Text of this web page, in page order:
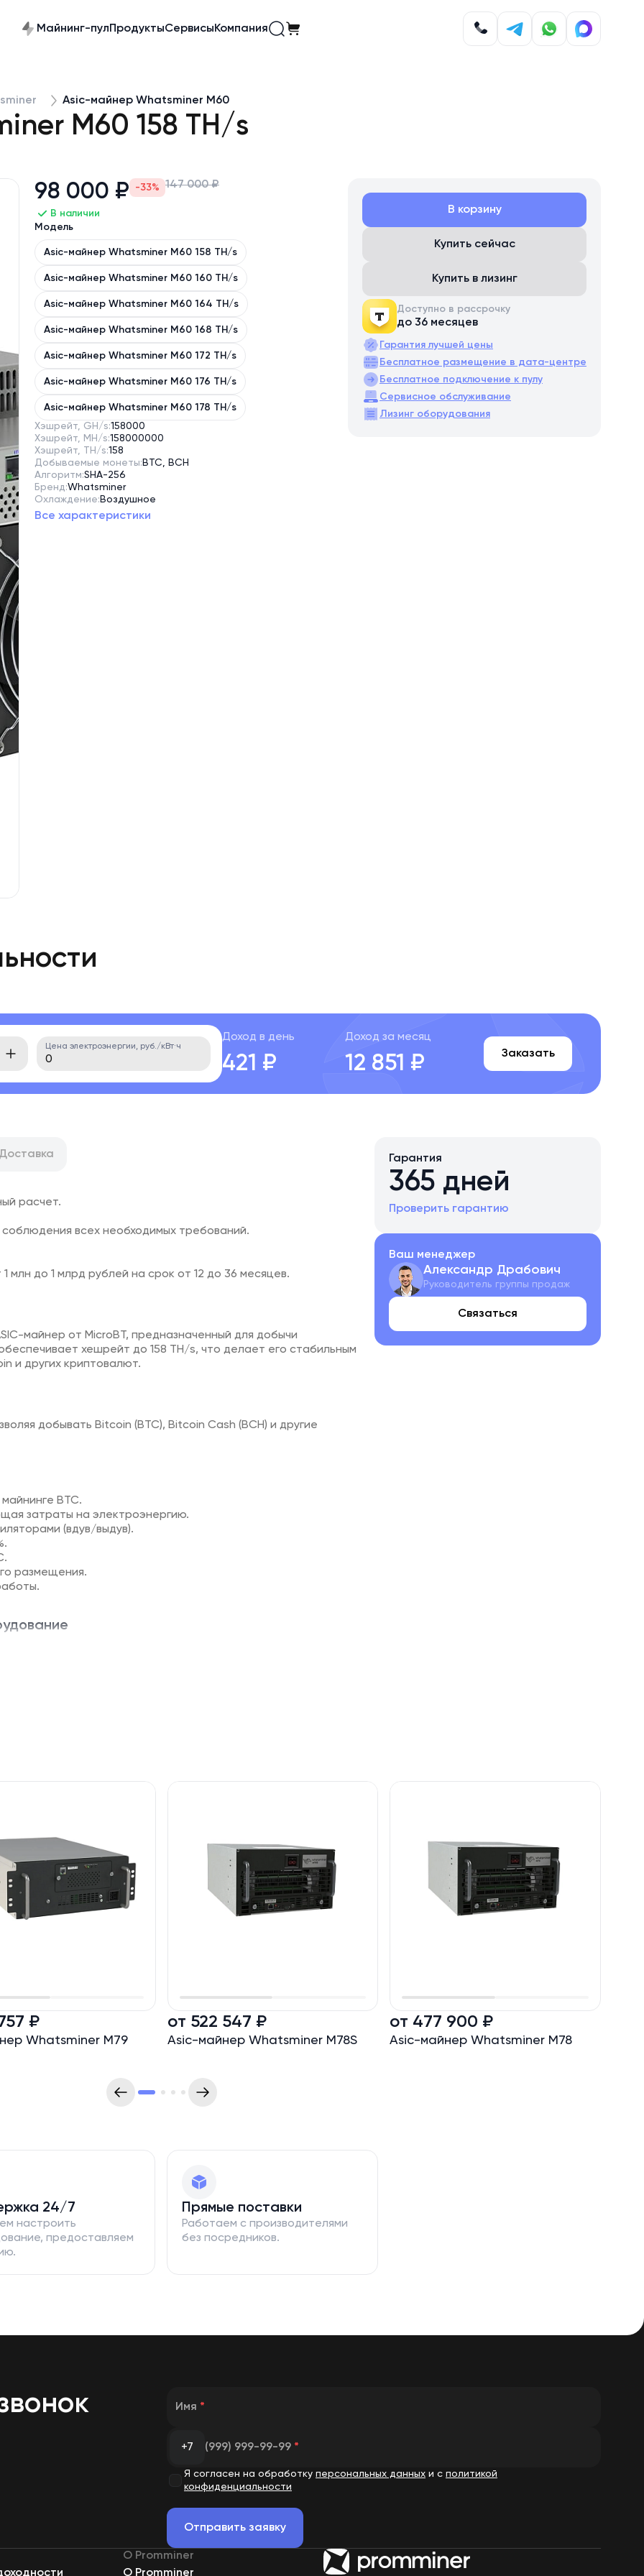
Майнинг-пулПродуктыСервисыКомпания
Asic-майнер Whatsminer M60
M60 158 TH/s
98 000 ₽ -33% 147 000 ₽
В наличии
Модель
Asic-майнер Whatsminer M60 158 TH/s
Asic-майнер Whatsminer M60 160 TH/s
Asic-майнер Whatsminer M60 164 TH/s
Asic-майнер Whatsminer M60 168 TH/s
Asic-майнер Whatsminer M60 172 TH/s
Asic-майнер Whatsminer M60 176 TH/s
Asic-майнер Whatsminer M60 178 TH/s
Хэшрейт, GH/s:158000
Хэшрейт, MH/s:158000000
Хэшрейт, TH/s:158
Добываемые монеты: BTC, BCH
Алгоритм:SHA-256
Бренд:Whatsminer
Охлаждение: Воздушное
Все характеристики
В корзину
Купить сейчас
Купить в лизинг
Доступно в рассрочку
до 36 месяцев
Гарантия лучшей цены
Бесплатное размещение в дата-центре
Бесплатное подключение к пулу
Сервисное обслуживание
Лизинг оборудования
Цена электроэнергии, руб./кВт·ч
Доход в день
421 ₽
Доход за месяц
12 851 ₽ Заказать
Доставка
расчет.
всех необходимых требований.
млн до 1 млрд рублей на срок от 12 до 36 месяцев.
майнер от MicroBT, предназначенный для добычи
хешрейт до 158 TH/s, что делает его стабильным
и других криптовалют.
добывать Bitcoin (BTC), Bitcoin Cash (BCH) и другие
BTC.
затраты на электроэнергию.
(вдув/выдув).
размещения.
надёжностью и эффективностью своих устройств на
Гарантия
365 дней
Проверить гарантию
Ваш менеджер
Александр Драбович
Руководитель группы продаж
Связаться
₽
Whatsminer M79
от 522 547 ₽
Asic-майнер Whatsminer M78S
от 477 900 ₽
Asic-майнер Whatsminer M78
24/7
настроить
предоставляем
Прямые поставки
Работаем с производителями
без посредников.
Имя *
+7 (999) 999-99-99 *
Я согласен на обработку персональных данных и с политикой
конфиденциальности
Отправить заявку
О Promminer
О Promminer